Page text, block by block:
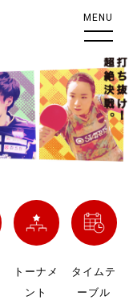
MENU
トーナメ
ント
タイムテ
ーブル